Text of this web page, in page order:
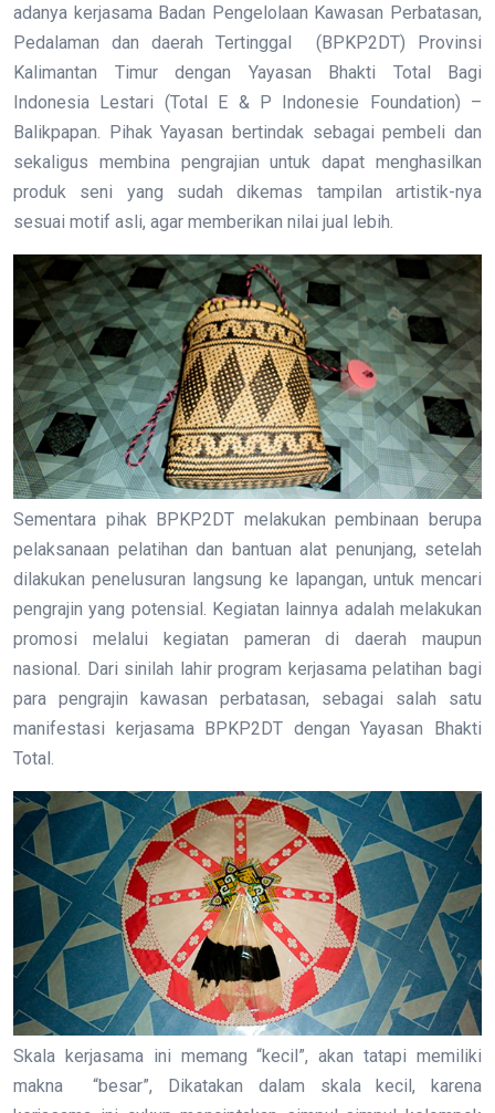
adanya kerjasama Badan Pengelolaan Kawasan Perbatasan,
Pedalaman dan daerah Tertinggal (BPKP2DT) Provinsi
Kalimantan Timur dengan Yayasan Bhakti Total Bagi
Indonesia Lestari (Total E & P Indonesie Foundation) –
Balikpapan. Pihak Yayasan bertindak sebagai pembeli dan
sekaligus membina pengrajian untuk dapat menghasilkan
produk seni yang sudah dikemas tampilan artistik-nya
sesuai motif asli, agar memberikan nilai jual lebih.
Sementara pihak BPKP2DT melakukan pembinaan berupa
pelaksanaan pelatihan dan bantuan alat penunjang, setelah
dilakukan penelusuran langsung ke lapangan, untuk mencari
pengrajin yang potensial. Kegiatan lainnya adalah melakukan
promosi melalui kegiatan pameran di daerah maupun
nasional. Dari sinilah lahir program kerjasama pelatihan bagi
para pengrajin kawasan perbatasan, sebagai salah satu
manifestasi kerjasama BPKP2DT dengan Yayasan Bhakti
Total.
Skala kerjasama ini memang “kecil”, akan tatapi memiliki
makna “besar”, Dikatakan dalam skala kecil, karena